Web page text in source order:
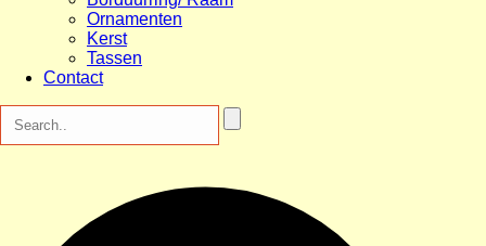
Ornamenten
Kerst
Tassen
Contact